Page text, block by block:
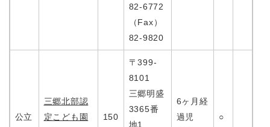
82-6772
（Fax）
82-9820​
公立
三郷北部認
定こども園
150
〒399-
8101
三郷明盛
3365番
地1
6ヶ月経
過児
○